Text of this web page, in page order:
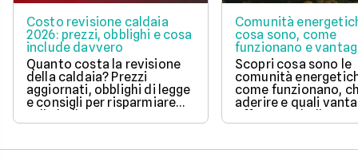
Costo revisione caldaia
2026: prezzi, obblighi e cosa
include davvero
Quanto costa la revisione
della caldaia? Prezzi
aggiornati, obblighi di legge
e consigli per risparmiare
sulla bolletta gas.
Comunità
cosa sono, come
funzionano e
Scopri cosa sono le
comunità
come funzionano,
aderire e quali
offrono su bolletta e
sostenibilità.